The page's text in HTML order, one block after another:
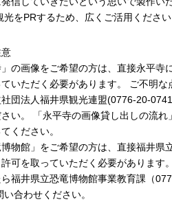
光をPRするため、広くご活用くださ
」の画像をご希望の方は、直接永平寺
いただく必要があります。 ご不明な
社団法人福井県観光連盟(0776-20-
い。 「永平寺の画像貸し出しの流れ
ください。
博物館」をご希望の方は、直接福井県
可を取っていただく必要があります
福井県立恐竜博物館事業教育課（
合わせください。